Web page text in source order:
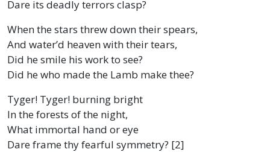
Dare its deadly terrors clasp?
When the stars threw down their spears,
And water’d heaven with their tears,
Did he smile his work to see?
Did he who made the Lamb make thee?
Tyger! Tyger! burning bright
In the forests of the night,
What immortal hand or eye
Dare frame thy fearful symmetry? [2]